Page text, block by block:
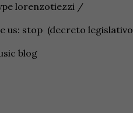
lorenzotiezzi /
us: stop (decreto legislativo
blog